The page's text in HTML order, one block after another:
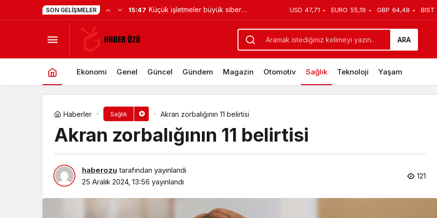
SON GELIŞMELER 15:47 Küçük işletmeler büyük siber USD 47,71 EURO 55,19 GBP 64,48 BIST
ARA
Ekonomi Genel Güncel Gündem Magazin Otomotiv Sağlık Teknoloji Yaşam
Haberler Sağlık Akran zorbalığının 11 belirtisi
Akran zorbalığının 11 belirtisi
haberozu tarafından yayınlandı
25 Aralık 2024, 13:56 yayınlandı
121
Abdi İbrahim’den erektil disfonksiyon tedavisine bilimsel destek